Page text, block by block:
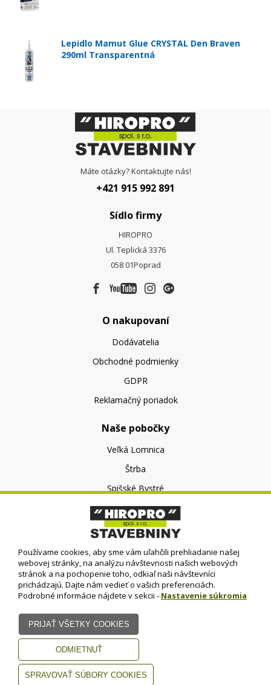
Lepidlo Mamut Glue CRYSTAL Den Braven
290ml Transparentná
Máte otázky? Kontaktujte nás!
+421 915 992 891
Sídlo firmy
HIROPRO
Ul. Teplická 3376
058 01Poprad
O nakupovaní
Dodávatelia
Obchodné podmienky
GDPR
Reklamačný poriadok
Naše pobočky
Veľká Lomnica
Štrba
Spišské Bystré
O nás
O spoločnosti
Kontakt
© HIROPRO, spol. s r.o.
Všetky práva vyhradené
Používame cookies, aby sme vám uľahčili prehliadanie našej
webovej stránky, na analýzu návštevnosti našich webových
stránok a na pochopenie toho, odkiaľ naši návštevníci
prichádzajú. Dajte nám vedieť o vašich preferenciách.
Podrobné informácie nájdete v sekcii - Nastavenie súkromia